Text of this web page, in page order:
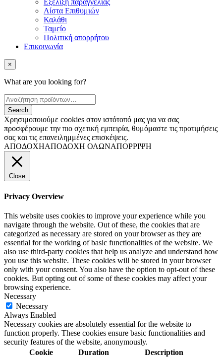
Εξέλιξη παραγγελίας
Λίστα Επιθυμιών
Καλάθι
Ταμείο
Πολιτική απορρήτου
Επικοινωνία
×
What are you looking for?
Χρησιμοποιούμε cookies στον ιστότοπό μας για να σας
προσφέρουμε την πιο σχετική εμπειρία, θυμόμαστε τις προτιμήσεις
σας και τις επανειλημμένες επισκέψεις.
ΑΠΟΔΟΧΗΑΠΟΔΟΧΗ ΟΛΩΝΑΠΟΡΡΙΨΗ
Close
Privacy Overview
This website uses cookies to improve your experience while you
navigate through the website. Out of these, the cookies that are
categorized as necessary are stored on your browser as they are
essential for the working of basic functionalities of the website. We
also use third-party cookies that help us analyze and understand how
you use this website. These cookies will be stored in your browser
only with your consent. You also have the option to opt-out of these
cookies. But opting out of some of these cookies may affect your
browsing experience.
Necessary
Necessary
Always Enabled
Necessary cookies are absolutely essential for the website to
function properly. These cookies ensure basic functionalities and
security features of the website, anonymously.
Cookie
Duration Description